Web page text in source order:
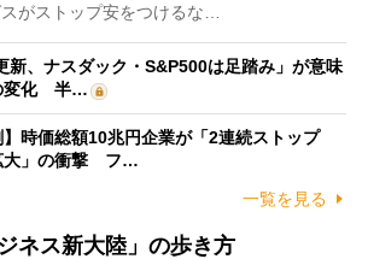
がストップ安をつけるな…
新、ナスダック・S&P500は足踏み」が意味
変化 半…
】時価総額10兆円企業が「2連続ストップ
大」の衝撃 フ…
一覧を見る
ネス新大陸」の歩き方